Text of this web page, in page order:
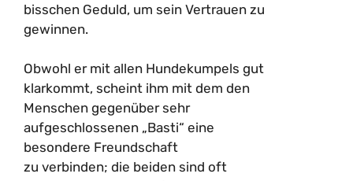
bisschen Geduld, um sein Vertrauen zu
gewinnen.
Obwohl er mit allen Hundekumpels gut
klarkommt, scheint ihm mit dem den
Menschen gegenüber sehr
aufgeschlossenen „Basti“ eine
besondere Freundschaft
zu verbinden; die beiden sind oft